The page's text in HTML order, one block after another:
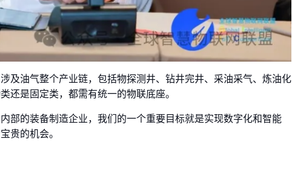
及油气整个产业链，包括物探测井、钻井完井、采油采气、炼油化
还是固定类，都需有统一的物联底座。
部的装备制造企业，我们的一个重要目标就是实现数字化和智能
贵的机会。